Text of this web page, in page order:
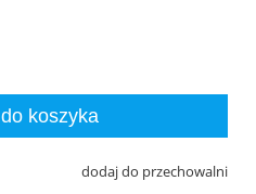
do koszyka
dodaj do przechowalni